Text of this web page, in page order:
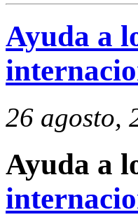
Ayuda a
26 agosto,
Ayuda a